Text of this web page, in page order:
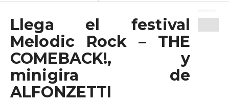
Llega el festival
Melodic Rock – THE
COMEBACK!, y
minigira de
ALFONZETTI